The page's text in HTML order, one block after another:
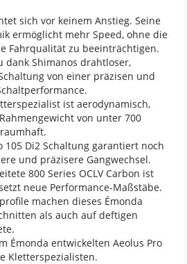
sich vor keinem Anstieg. Seine
ermöglicht mehr Speed, ohne die
Fahrqualität zu beeinträchtigen.
Shimanos drahtloser,
von einer präzisen und
ist aerodynamisch,
von unter 700
105 Di2 Schaltung garantiert noch
und präzisere Gangwechsel.
800 Series OCLV Carbon ist
neue Performance-Maßstäbe.
machen dieses Émonda
als auch auf deftigen
Émonda entwickelten Aeolus Pro
Kletterspezialisten.